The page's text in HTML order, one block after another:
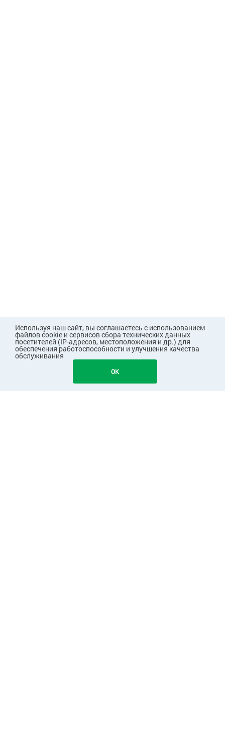
Используя наш сайт, вы соглашаетесь с использованием
файлов cookie и сервисов сбора технических данных
посетителей (IP-адресов, местоположения и др.) для
обеспечения работоспособности и улучшения качества
обслуживания
OK